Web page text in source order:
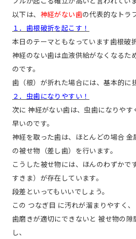
以下は、 神経がない歯の代表的なトラ
１．歯根破折を起こす！
本日のテーマともなっています歯根破折
神経のない歯は血液供給がなくなるた
のです。
歯（根）が折れた場合には、基本的に
２．虫歯になりやすい！
次に 神経がない歯は、虫歯になりやす
早いのです。
神経を取った歯は、ほとんどの場合 金
の被せ物（差し歯）を行います。
こうした被せ物には、ほんのわずかで
すきま）が存在しています。
段差といってもいいでしょう。
この つなぎ目 に汚れが溜まりやすく、
歯磨きが適切にできないと 被せ物の
し、